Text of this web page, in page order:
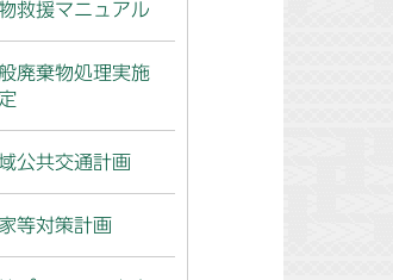
救援マニュアル
廃棄物処理実施
公共交通計画
等対策計画